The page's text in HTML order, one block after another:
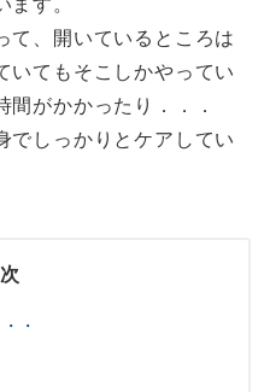
て、開いているところは
いてもそこしかやってい
がかかったり．．．
でしっかりとケアしてい
・